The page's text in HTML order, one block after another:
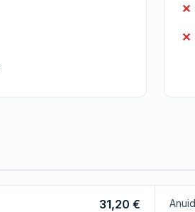
31,20 €